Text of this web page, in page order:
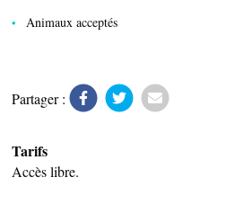
PRODUITS DU TERROIR
Animaux acceptés
Partager :
Tarifs
Accès libre.